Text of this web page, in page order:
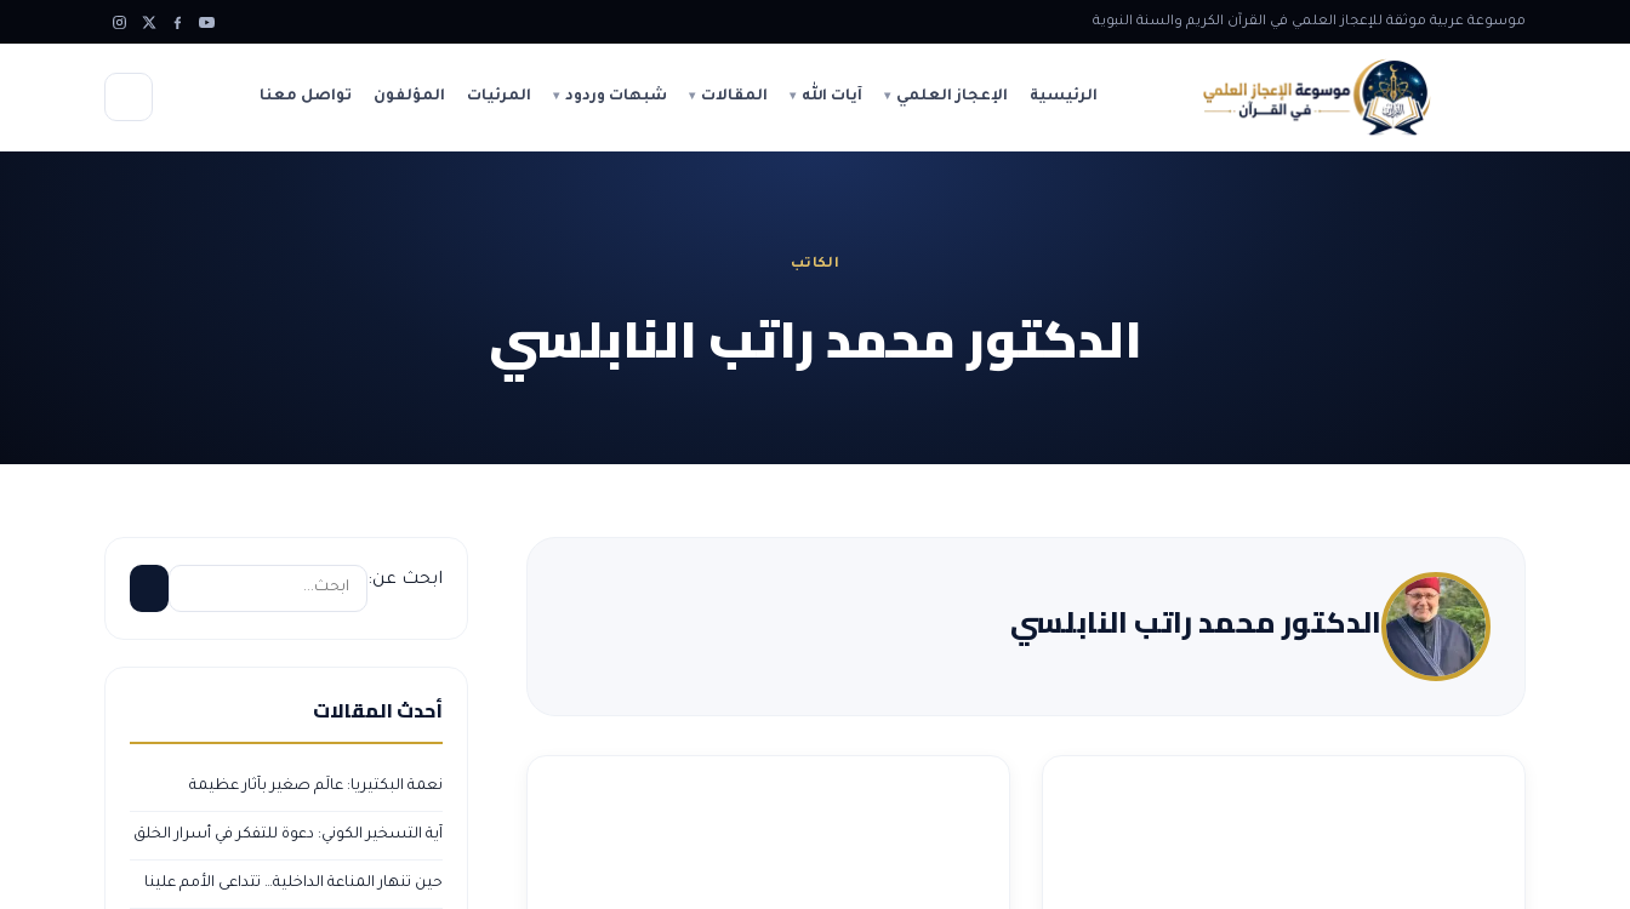
موسوعة عربية موثقة للإعجاز العلمي في القرآن الكريم والسنة النبوية
الرئيسية الإعجاز العلمي آيات الله المقالات شبهات وردود المرئيات المؤلفون تواصل معنا
الكاتب
الدكتور محمد راتب النابلسي
الدكتور محمد راتب النابلسي
ابحث عن:
أحدث المقالات
نعمة البكتيريا: عالَم صغير بآثار عظيمة
آية التسخير الكوني: دعوة للتفكر في أسرار الخلق
حين تنهار المناعة الداخلية… تتداعى الأمم علينا